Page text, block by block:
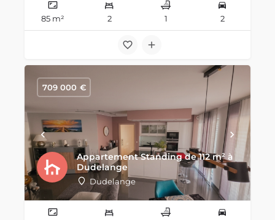
85 m² 2 1 2
Appartement Standing de 112 m² à
Dudelange
Dudelange
€
709 000